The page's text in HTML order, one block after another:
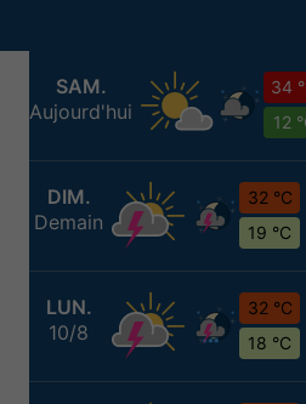
SAM.
Aujourd'hui
34
12
DIM.
Demain
32 °C
19 °C
LUN.
10/8
32 °C
18 °C